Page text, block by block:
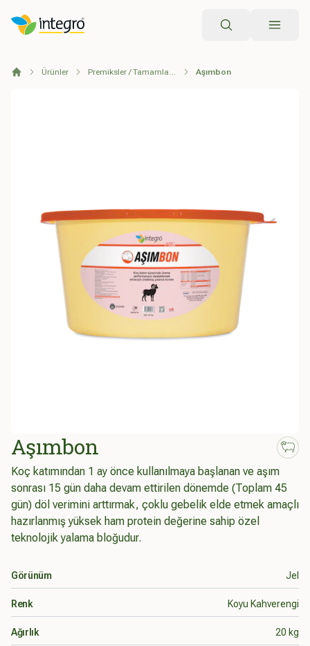
Arama
Anasayfa Ürünler Premiksler / Tamamlayıcı Yemler Aşımbon
Aşımbon
Koç katımından 1 ay önce kullanılmaya başlanan ve aşım
sonrası 15 gün daha devam ettirilen dönemde (Toplam 45
gün) döl verimini arttırmak, çoklu gebelik elde etmek amaçlı
hazırlanmış yüksek ham protein değerine sahip özel
teknolojik yalama bloğudur.
Ürün bilgileri
Görünüm Jel
Renk Koyu Kahverengi
Ağırlık 20 kg